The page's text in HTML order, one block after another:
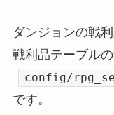
ダンジョンの戦
戦利品テーブル
config/
です。